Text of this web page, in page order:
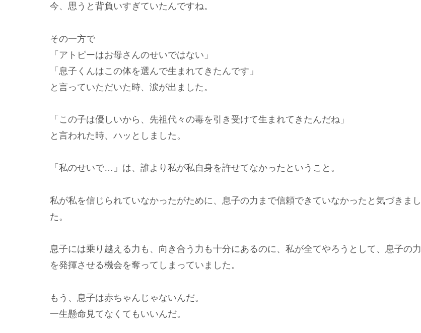
今、思うと背負いすぎていたんですね。
その一方で
「アトピーはお母さんのせいではない」
「息子くんはこの体を選んで生まれてきたんです」
と言っていただいた時、涙が出ました。
「この子は優しいから、先祖代々の毒を引き受けて生まれてきたんだね」
と言われた時、ハッとしました。
「私のせいで…」は、誰より私が私自身を許せてなかったということ。
私が私を信じられていなかったがために、息子の力まで信頼できていなかったと気づきまし
た。
息子には乗り越える力も、向き合う力も十分にあるのに、私が全てやろうとして、息子の力
を発揮させる機会を奪ってしまっていました。
もう、息子は赤ちゃんじゃないんだ。
一生懸命見てなくてもいいんだ。